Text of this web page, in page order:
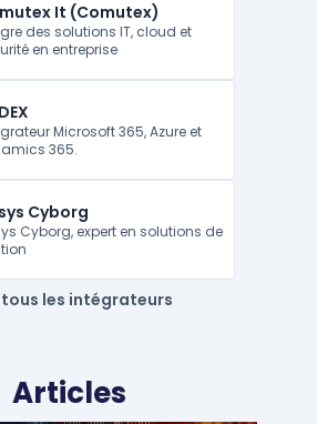
It (Comutex)
des solutions IT, cloud et
en entreprise
Microsoft 365, Azure et
365.
Cyborg
Cyborg, expert en solutions de
les intégrateurs
Articles